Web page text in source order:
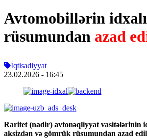
Avtomobillərin
rüsumundan azad
İqtisadiyyat
23.02.2026 - 16:45
Raritet (nadir) avtonəqliyyat vasitələrinin
aksizdən və gömrük rüsumundan azad